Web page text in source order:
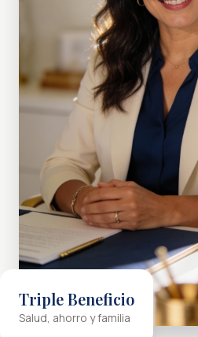
Triple Beneficio
Salud, ahorro y familia